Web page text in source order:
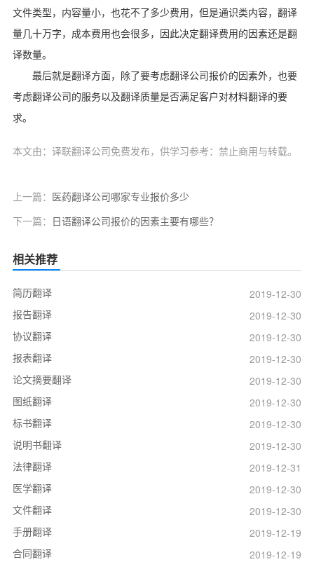
文件类型，内容量小，也花不了多少费用，但是通识类内容，翻译
量几十万字，成本费用也会很多，因此决定翻译费用的因素还是翻
译数量。
最后就是翻译方面，除了要考虑翻译公司报价的因素外，也要
考虑翻译公司的服务以及翻译质量是否满足客户对材料翻译的要
求。
本文由：译联翻译公司免费发布，供学习参考：禁止商用与转载。
上一篇： 医药翻译公司哪家专业报价多少
下一篇： 日语翻译公司报价的因素主要有哪些？
相关推荐
简历翻译
2019-12-30
报告翻译
2019-12-30
协议翻译
2019-12-30
报表翻译
2019-12-30
论文摘要翻译
2019-12-30
图纸翻译
2019-12-30
标书翻译
2019-12-30
说明书翻译
2019-12-30
法律翻译
2019-12-31
医学翻译
2019-12-30
文件翻译
2019-12-30
手册翻译
2019-12-19
合同翻译
2019-12-19